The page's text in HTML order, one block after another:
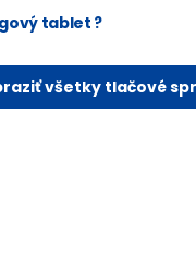
tablet ?
všetky tlačové